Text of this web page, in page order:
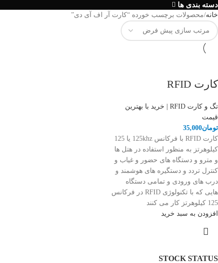
دسته بندی ها
STOCK STATUS
خانه محصولات برچسب خورده “کارت آر اف آی دی”
کارت RFID
تگ و کارت RFID | خرید با بهترین
قیمت
تومان35,000
کارت RFID با فرکانس 125khz یا 125
کیلوهرتز به منظور استفاده در هتل ها
و مترو و دستگاه های حضور و غیاب و
کنترل تردد و دستگیره های هوشمند و
درب های ورودی و تمامی دستگاه
هایی که با تکنولوژی RFID در فرکانس
125 کیلوهرتز کار می کنند
افزودن به سبد خرید